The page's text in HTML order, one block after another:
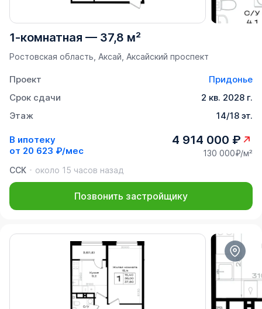
1-комнатная — 37,8 м²
Ростовская область, Аксай, Аксайский проспект
Проект
Придонье
Срок сдачи
2 кв. 2028 г.
Этаж
14/18 эт.
В ипотеку
от 20 623 ₽/мес
4 914 000 ₽
130 000₽/м²
ССК
около 15 часов назад
Позвонить застройщику